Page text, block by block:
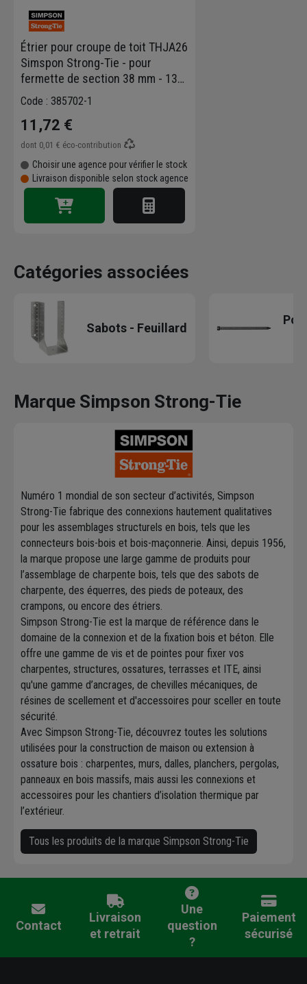
Étrier pour croupe de toit THJA26
Simspon Strong-Tie - pour
fermette de section 38 mm - 135
/ 229 / 137 / 2 mm
Code : 385702-1
11,72 €
dont 0,01 € éco-contribution
Choisir une agence pour vérifier le stock
Livraison disponible selon stock agence
Catégories associées
Sabots - Feuillard
Marque Simpson Strong-Tie
Numéro 1 mondial de son secteur d’activités, Simpson
Strong-Tie fabrique des connexions hautement qualitatives
pour les assemblages structurels en bois, tels que les
connecteurs bois-bois et bois-maçonnerie. Ainsi, depuis 1956,
la marque propose une large gamme de produits pour
l’assemblage de charpente bois, tels que des sabots de
charpente, des équerres, des pieds de poteaux, des
crampons, ou encore des étriers.
Simpson Strong-Tie est la marque de référence dans le
domaine de la connexion et de la fixation bois et béton. Elle
offre une gamme de vis et de pointes pour fixer vos
charpentes, structures, ossatures, terrasses et ITE, ainsi
qu'une gamme d’ancrages, de chevilles mécaniques, de
résines de scellement et d'accessoires pour sceller en toute
sécurité.
Avec Simpson Strong-Tie, découvrez toutes les solutions
utilisées pour la construction de maison ou extension à
ossature bois : charpentes, murs, dalles, planchers, pergolas,
panneaux en bois massifs, mais aussi les connexions et
accessoires pour les chantiers d’isolation thermique par
l’extérieur.
Tous les produits de la marque Simpson Strong-Tie
Contact
Livraison
et retrait
Une
question
?
Paiement
sécurisé